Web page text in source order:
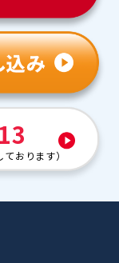
ております）